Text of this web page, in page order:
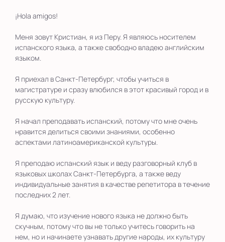
¡Hola amigos!
Меня зовут Кристиан, я из Перу. Я являюсь носителем
испанского языка, а также свободно владею английским
языком.
Я приехал в Санкт-Петербург, чтобы учиться в
магистратуре и сразу влюбился в этот красивый город и в
русскую культуру.
Я начал преподавать испанский, потому что мне очень
нравится делиться своими знаниями, особенно
аспектами латиноамериканской культуры.
Я преподаю испанский язык и веду разговорный клуб в
языковых школах Санкт-Петербурга, а также веду
индивидуальные занятия в качестве репетитора в течение
последних 2 лет.
Я думаю, что изучение нового языка не должно быть
скучным, потому что вы не только учитесь говорить на
нем, но и начинаете узнавать другие народы, их культуру